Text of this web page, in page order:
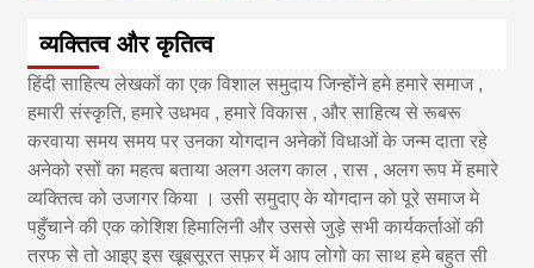
व्यक्तित्व और कृतित्व
हिंदी साहित्य लेखकों का एक विशाल समुदाय जिन्होंने हमे हमारे समाज ,
हमारी संस्कृति, हमारे उधभव , हमारे विकास , और साहित्य से रूबरू
करवाया समय समय पर उनका योगदान अनेकों विधाओं के जन्म दाता रहे
अनेको रसों का महत्व बताया अलग अलग काल , रास , अलग रूप में हमारे
व्यक्तित्व को उजागर किया । उसी समुदाए के योगदान को पूरे समाज मे
पहुँचाने की एक कोशिश हिमालिनी और उससे जुड़े सभी कार्यकर्ताओं की
तरफ से तो आइए इस खूबसूरत सफ़र में आप लोगो का साथ हमे बहुत सी